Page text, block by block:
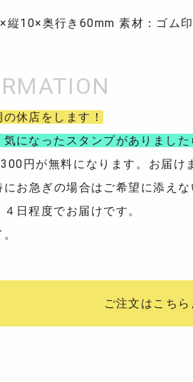
縦10×奥行き60mm 素材：ゴム印
休店をします！
になったスタンプがありまし
円が無料になります。お届
お急ぎの場合はご希望に添え
日程度でお届けです。
ご注文はこちら